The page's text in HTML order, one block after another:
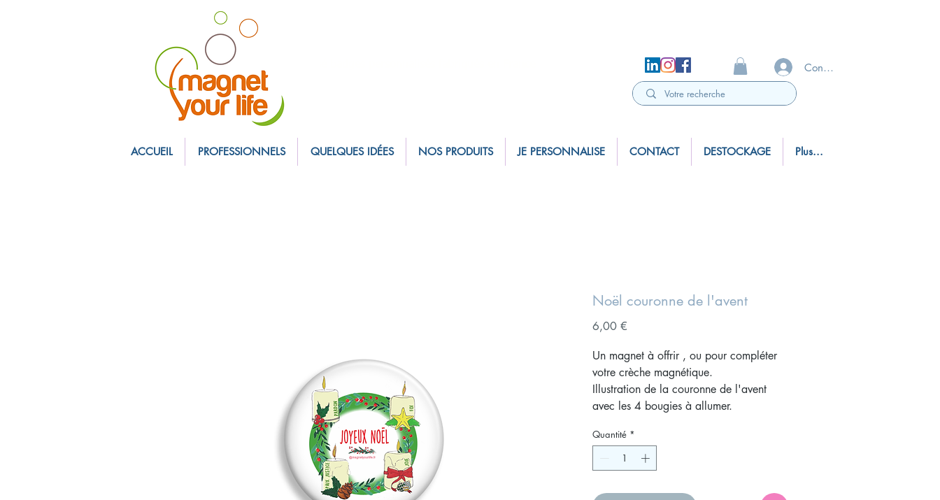
magnet personnalisé badges personnalisés fabriqués en France Connexion
ACCUEIL PROFESSIONNELS QUELQUES IDÉES NOS PRODUITS JE PERSONNALISE CONTACT DESTOCKAGE Plus...
Noël couronne de l'avent
6,00 €
Un magnet à offrir , ou pour compléter
votre crèche magnétique.
Illustration de la couronne de l'avent
avec les 4 bougies à allumer.
de l'avent.
Joyeux noël !
Quantité *